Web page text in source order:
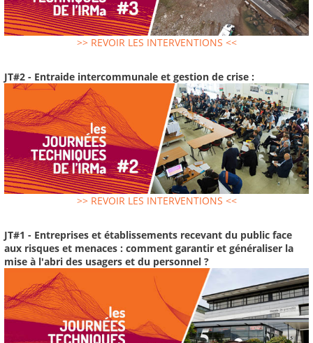
>> REVOIR LES INTERVENTIONS <<
JT#2 - Entraide intercommunale et gestion de crise :
>> REVOIR LES INTERVENTIONS <<
JT#1 - Entreprises et établissements recevant du public face
aux risques et menaces : comment garantir et généraliser la
mise à l'abri des usagers et du personnel ?